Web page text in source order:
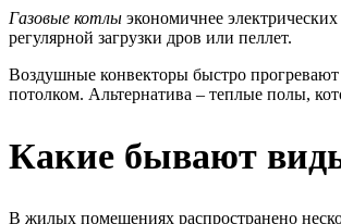
Газовые котлы экономичнее
регулярной загрузки дров или пеллет.
Воздушные конвекторы быстро
потолком. Альтернатива – теплые полы,
Какие бывают
В жилых помещениях распространено